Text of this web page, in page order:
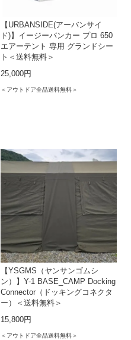
【URBANSIDE(アーバンサイ
ド)】イージーバンカー プロ 650
エアーテント 専用 グランドシー
ト＜送料無料＞
25,000円
＜アウトドア全品送料無料＞
【YSGMS（ヤンサンゴムシ
ン）】Y-1 BASE_CAMP Docking
Connector（ドッキングコネクタ
ー）＜送料無料＞
15,800円
＜アウトドア全品送料無料＞